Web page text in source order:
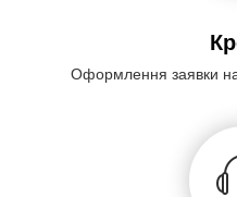
Оформлення заявки